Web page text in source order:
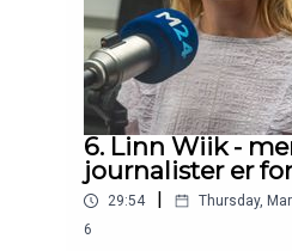
6. Linn Wiik -
journalister er
29:54 | Thursday,
6